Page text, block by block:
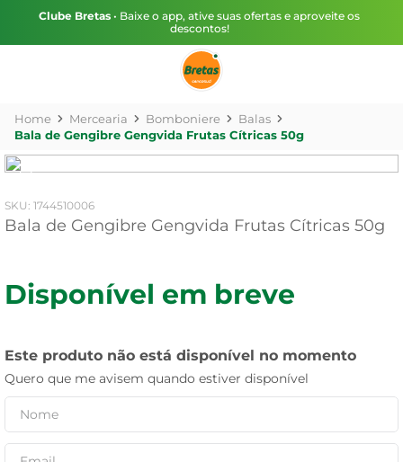
Clube Bretas • Baixe o app, ative suas ofertas e aproveite os
descontos!
Mercearia Bomboniere
Balas
Bala de Gengibre Gengvida Frutas Cítricas 50g
: 1744510006
Bala de Gengibre Gengvida Frutas Cítricas 50g
Disponível em breve
Este produto não está disponível no momento
Quero que me avisem quando estiver disponível